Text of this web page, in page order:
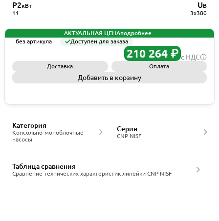
P2кВт
11
UВ
3x380
АКТУАЛЬНАЯ ЦЕНАподробнее
без артикула
Доступен для заказа
210 264 ₽ с НДС
Доставка Оплата
Добавить в корзину
Консольно-моноблочные
насосы
Категория
CNP NISF
Серия
Сравнение технических характеристик линейки CNP NISF
Таблица сравнения